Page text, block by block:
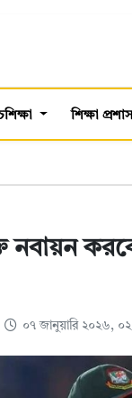
শিক্ষা
নবায়ন
০৭ জানুয়ারি ২০২৬,